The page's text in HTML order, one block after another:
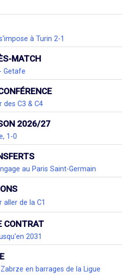
à Turin 2-1
MATCH
Getafe
des C3 & C4
2026/27
1-0
au Paris Saint-Germain
aller de la C1
CONTRAT
2031
en barrages de la Ligue